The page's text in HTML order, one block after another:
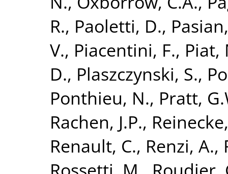
R., Paoletti, D.,
V., Piacentini, F., Piat,
D., Plaszczynski, S.,
Ponthieu, N., Pratt,
Rachen, J.P.,
Renault, C., Renzi, A.,